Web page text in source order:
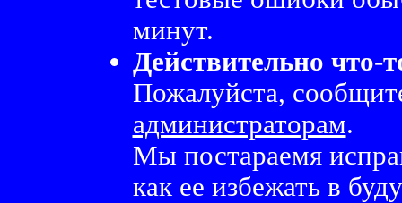
минут.
Действительно что-
Пожалуйста,
администраторам.
Мы постараемя
как ее избежать в